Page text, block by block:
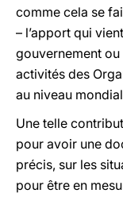
comme cela se
– l’apport qui
gouvernement
activités des
au niveau
Une telle
pour avoir une
précis, sur les
pour être en